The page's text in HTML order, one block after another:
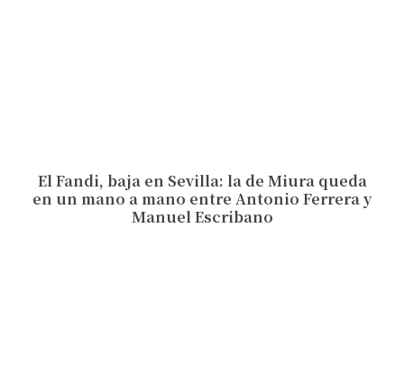
El Fandi, baja en Sevilla: la de Miura queda
en un mano a mano entre Antonio Ferrera y
Manuel Escribano